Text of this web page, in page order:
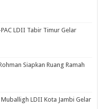
LDII Tabir Timur Gelar
Siapkan Ruang Ramah
LDII Kota Jambi Gelar